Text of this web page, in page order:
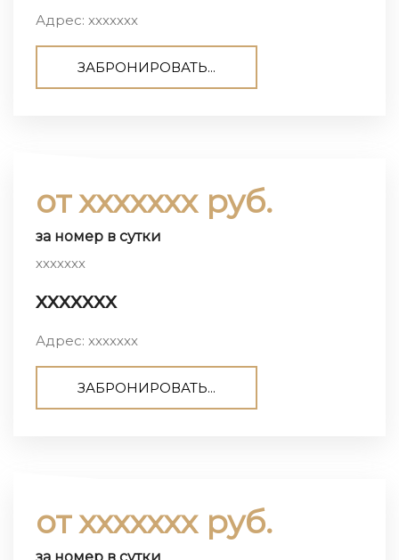
Адрес: ххххххх
ЗАБРОНИРОВАТЬ...
от ххххххх руб.
за номер в сутки
ххххххх
ххххххх
Адрес: ххххххх
ЗАБРОНИРОВАТЬ...
от ххххххх руб.